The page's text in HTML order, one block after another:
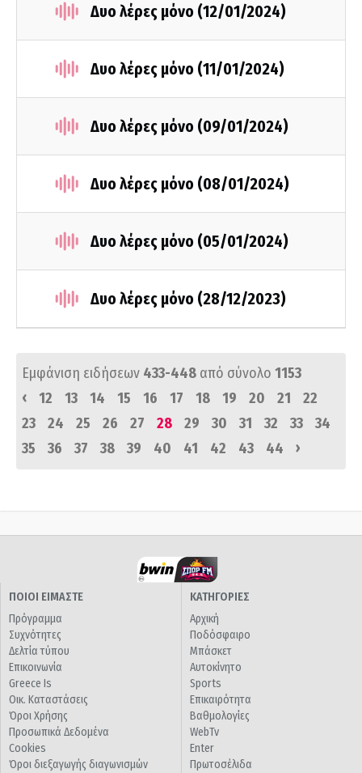
Δυο λέρες μόνο (12/01/2024)
Δυο λέρες μόνο (11/01/2024)
Δυο λέρες μόνο (09/01/2024)
Δυο λέρες μόνο (08/01/2024)
Δυο λέρες μόνο (05/01/2024)
Δυο λέρες μόνο (28/12/2023)
Εμφάνιση ειδήσεων 433-448 από σύνολο 1153
‹
12 13 14 15 16 17 18 19 20 21
22
23
24 25 26 27 28 29 30 31 32 33
34
35
36 37 38 39 40 41 42 43 44 ›
ΠΟΙΟΙ ΕΙΜΑΣΤΕ
Πρόγραμμα
Συχνότητες
Δελτία τύπου
Επικοινωνία
Greece Is
Οικ. Καταστάσεις
Όροι Χρήσης
Προσωπικά Δεδομένα
Cookies
Όροι διεξαγωγής διαγωνισμών
ΚΑΤΗΓΟΡΙΕΣ
Αρχική
Ποδόσφαιρο
Μπάσκετ
Αυτοκίνητο
Sports
Επικαιρότητα
Βαθμολογίες
WebTv
Enter
Πρωτοσέλιδα